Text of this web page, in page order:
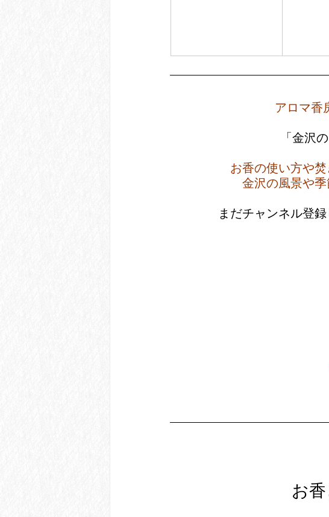
アロマ香
「金沢
お香の使い方や
金沢の風景や
まだチャンネル登
お